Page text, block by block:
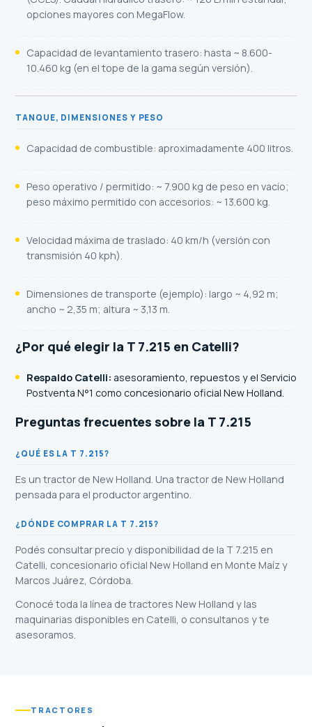
opciones mayores con MegaFlow.
Capacidad de levantamiento trasero: hasta ~ 8.600-
10.460 kg (en el tope de la gama según versión).
TANQUE, DIMENSIONES Y PESO
Capacidad de combustible: aproximadamente 400 litros.
Peso operativo / permitido: ~ 7.900 kg de peso en vacío;
peso máximo permitido con accesorios: ~ 13.600 kg.
Velocidad máxima de traslado: 40 km/h (versión con
transmisión 40 kph).
Dimensiones de transporte (ejemplo): largo ~ 4,92 m;
ancho ~ 2,35 m; altura ~ 3,13 m.
¿Por qué elegir la T 7.215 en Catelli?
Respaldo Catelli: asesoramiento, repuestos y el Servicio
Postventa N°1 como concesionario oficial New Holland.
Preguntas frecuentes sobre la T 7.215
¿QUÉ ES LA T 7.215?
Es un tractor de New Holland. Una tractor de New Holland
pensada para el productor argentino.
¿DÓNDE COMPRAR LA T 7.215?
Podés consultar precio y disponibilidad de la T 7.215 en
Catelli, concesionario oficial New Holland en Monte Maíz y
Marcos Juárez, Córdoba.
Conocé toda la línea de tractores New Holland y las
maquinarias disponibles en Catelli, o consultanos y te
asesoramos.
TRACTORES